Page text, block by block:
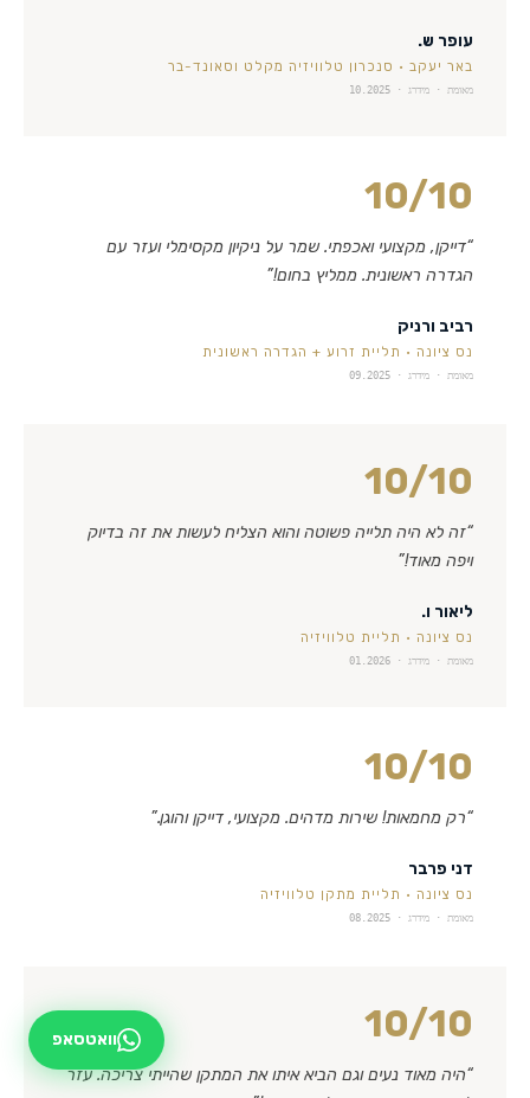
עופר ש.
באר יעקב · סנכרון טלוויזיה מקלט וסאונד-בר
מאומת · מידרג · 10.2025
10/10
“דייקן, מקצועי ואכפתי. שמר על ניקיון מקסימלי ועזר עם
הגדרה ראשונית. ממליץ בחום!”
רביב ורניק
נס ציונה · תליית זרוע + הגדרה ראשונית
מאומת · מידרג · 09.2025
10/10
“זה לא היה תלייה פשוטה והוא הצליח לעשות את זה בדיוק
ויפה מאוד!”
ליאור ו.
נס ציונה · תליית טלוויזיה
מאומת · מידרג · 01.2026
10/10
“רק מחמאות! שירות מדהים. מקצועי, דייקן והוגן.”
דני פרבר
נס ציונה · תליית מתקן טלוויזיה
מאומת · מידרג · 08.2025
10/10
“היה מאוד נעים וגם הביא איתו את המתקן שהייתי צריכה. עזר
וואטסאפ